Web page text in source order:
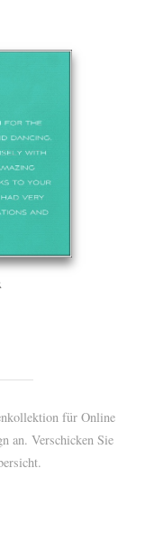
für Online
an. Verschicken Sie